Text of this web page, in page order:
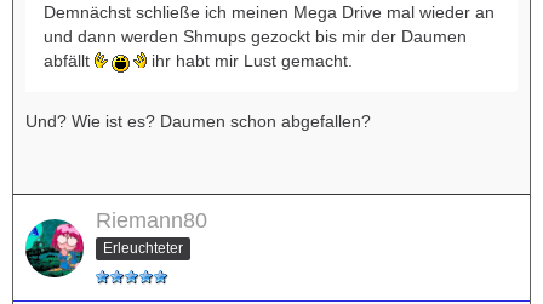
Demnächst schließe ich meinen Mega Drive mal wieder an
und dann werden Shmups gezockt bis mir der Daumen
abfällt
ihr habt mir Lust gemacht.
Und? Wie ist es? Daumen schon abgefallen?
Riemann80
Erleuchteter